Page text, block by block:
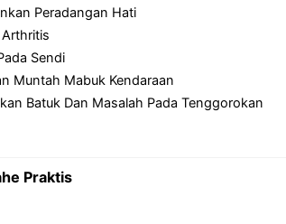
Peradangan Hati
Sendi
Muntah Mabuk Kendaraan
Batuk Dan Masalah Pada Tenggorokan
Praktis